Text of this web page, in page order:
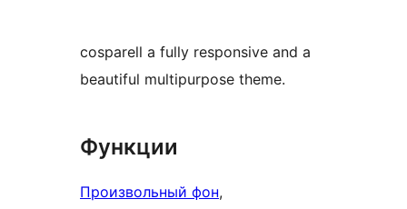
cosparell a fully responsive and a
beautiful multipurpose theme.
Функции
Произвольный фон